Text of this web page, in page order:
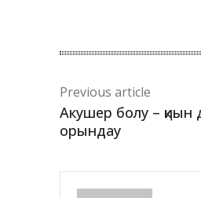
Previous article
Акушер болу –
орындау